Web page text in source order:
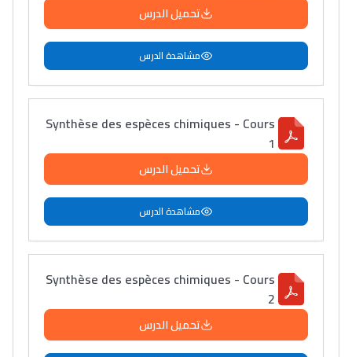
تحميل الدرس
مشاهدة الدرس
Synthèse des espèces chimiques - Cours
1
تحميل الدرس
مشاهدة الدرس
Synthèse des espèces chimiques - Cours
2
تحميل الدرس